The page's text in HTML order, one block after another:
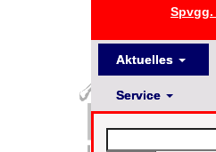
Aktuelles
Service